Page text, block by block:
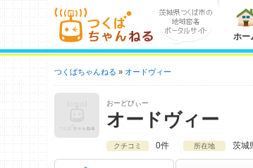
ホー
つくばちゃんねる オードヴィー
おーどびぃー
オードヴィー
クチコミ 0件 所在地 茨城